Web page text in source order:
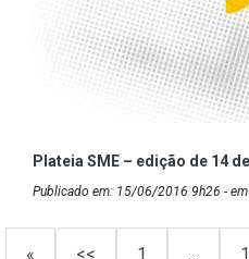
Plateia SME – edição de 14
Publicado em: 15/06/2016 9h26 - em
« << 1 …